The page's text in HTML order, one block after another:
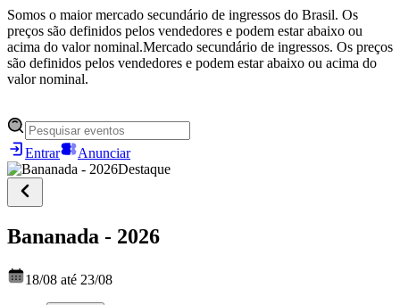
Somos o maior mercado secundário de ingressos do Brasil. Os
preços são definidos pelos vendedores e podem estar abaixo ou
acima do valor nominal.Mercado secundário de ingressos. Os preços
são definidos pelos vendedores e podem estar abaixo ou acima do
valor nominal.
Entrar
Anunciar
Destaque
Bananada - 2026
18/08 até 23/08